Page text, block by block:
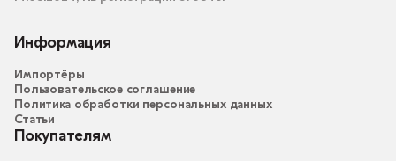
Информация
Импортёры
Пользовательское соглашение
Политика обработки персональных данных
Статьи
Покупателям